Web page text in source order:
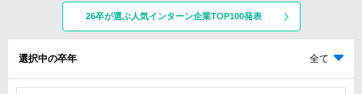
26卒が選ぶ人気インターン企業TOP100発表
選択中の卒年 全て